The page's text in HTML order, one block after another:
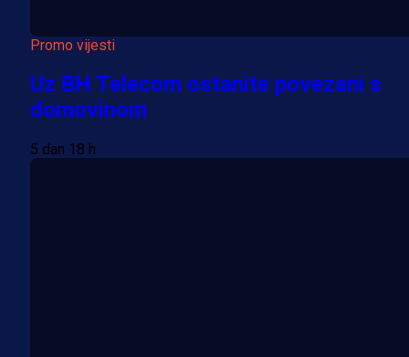
Promo vijesti
Uz BH Telecom ostanite povezani s
domovinom
5 dan 18 h